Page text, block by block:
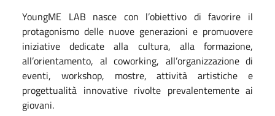
YoungME LAB nasce con l’obiettivo di favorire il
protagonismo delle nuove generazioni e promuovere
iniziative dedicate alla cultura, alla formazione,
all’orientamento, al coworking, all’organizzazione di
eventi, workshop, mostre, attività artistiche e
progettualità innovative rivolte prevalentemente ai
giovani.